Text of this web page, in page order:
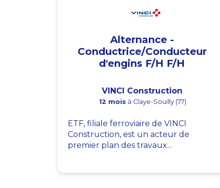
Alternance -
Conductrice/Conducteur
d'engins F/H F/H
VINCI Construction
12 mois à Claye-Souilly (77)
ETF, filiale ferroviaire de VINCI
Construction, est un acteur de
premier plan des travaux...